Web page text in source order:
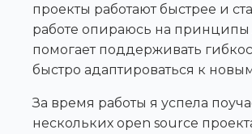
проекты работают быстрее и
работе опираюсь на принципы
помогает поддерживать
быстро адаптироваться к
За время работы я успела
нескольких open source